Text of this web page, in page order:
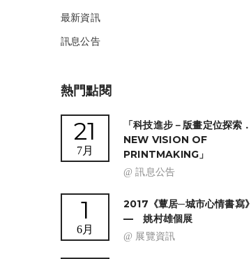
最新資訊
訊息公告
熱門點閱
21
7月
「科技進步－版畫定位探索
NEW VISION OF
PRINTMAKING」
@ 訊息公告
1
6月
2017《蕈居─城市心情書寫》
— 姚村雄個展
@ 展覽資訊